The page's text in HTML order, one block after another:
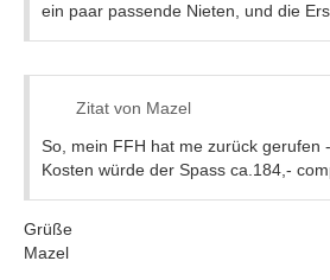
• BEACHTE: Der Einbau einer neuen
erforderlich.
ausgebaut und eine neue
bei Mondeo 2007.5) auf die
Der Motor - Vordersitzschiene ist bei
Ersatzteil für Austausch verfügbar.
Informationen zum Einbau des
ein paar passende Nieten, und die
Zitat von Mazel
So, mein FFH hat me zurück gerufen
Kosten würde der Spass ca.184,-
Grüße
Mazel